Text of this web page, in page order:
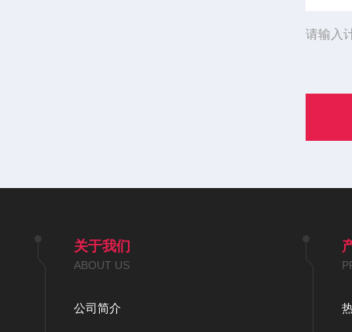
请输入
关于我们
ABOUT US
公司简介